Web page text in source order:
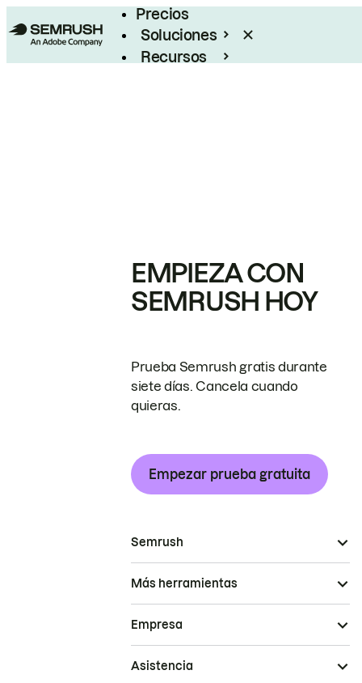
Precios
Soluciones
Recursos
EMPIEZA CON
SEMRUSH HOY
Prueba Semrush gratis durante
siete días. Cancela cuando
quieras.
Empezar prueba gratuita
Semrush
Más herramientas
Empresa
Asistencia